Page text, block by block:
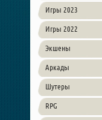
Игры 2023
Игры 2022
Экшены
Аркады
Шутеры
RPG